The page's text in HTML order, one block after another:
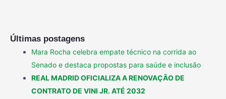
Últimas postagens
Mara Rocha celebra empate técnico na corrida ao
Senado e destaca propostas para saúde e inclusão
REAL MADRID OFICIALIZA A RENOVAÇÃO DE
CONTRATO DE VINI JR. ATÉ 2032